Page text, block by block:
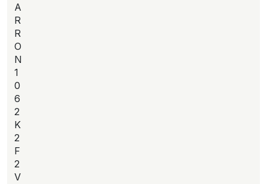
A
R
R
O
N
1
0
6
2
K
2
F
2
V